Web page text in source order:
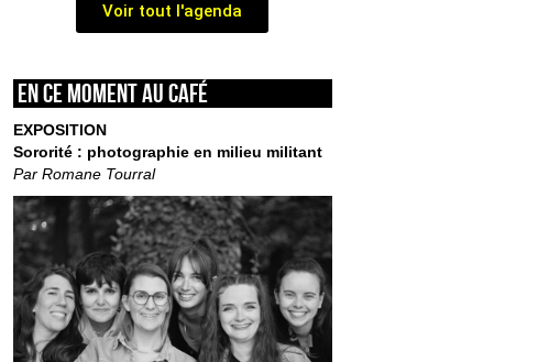
Voir tout l'agenda
En ce moment au café
EXPOSITION
Sororité : photographie en milieu militant
Par Romane Tourral